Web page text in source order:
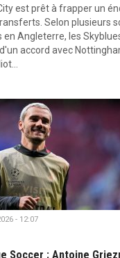
est prêt à frapper un
Selon plusieurs
Angleterre, les
accord avec
- 12:07
Soccer : Antoine